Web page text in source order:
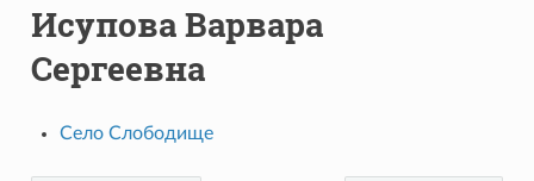
Исупова Варвара
Сергеевна
Село Слободище